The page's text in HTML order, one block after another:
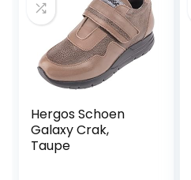
Hergos Schoen
Galaxy Crak,
Taupe